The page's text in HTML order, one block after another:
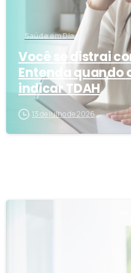
Saúde em Dia
Você se distrai
Entenda quando
indicar TDAH
13 de julho de 2026